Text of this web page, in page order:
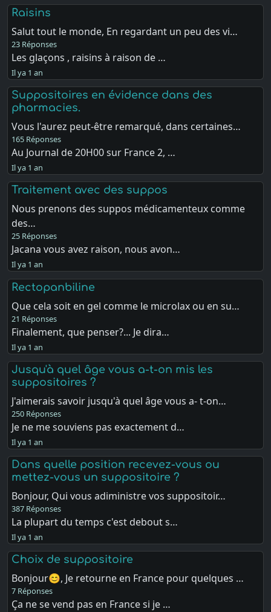
Raisins
Salut tout le monde, En regardant un peu des vi…
23 Réponses
Les glaçons , raisins à raison de …
Il ya 1 an
Suppositoires en évidence dans des
pharmacies.
Vous l'aurez peut-être remarqué, dans certaines…
165 Réponses
Au Journal de 20H00 sur France 2, …
Il ya 1 an
Traitement avec des suppos
Nous prenons des suppos médicamenteux comme
des…
25 Réponses
Jacana vous avez raison, nous avon…
Il ya 1 an
Rectopanbiline
Que cela soit en gel comme le microlax ou en su…
21 Réponses
Finalement, que penser?... Je dira…
Il ya 1 an
Jusqu'à quel âge vous a-t-on mis les
suppositoires ?
J'aimerais savoir jusqu'à quel âge vous a- t-on…
250 Réponses
Je ne me souviens pas exactement d…
Il ya 1 an
Dans quelle position recevez-vous ou
mettez-vous un suppositoire ?
Bonjour, Qui vous adiministre vos suppositoir…
387 Réponses
La plupart du temps c'est debout s…
Il ya 1 an
Choix de suppositoire
Bonjour😊, Je retourne en France pour quelques …
7 Réponses
Ça ne se vend pas en France si je …